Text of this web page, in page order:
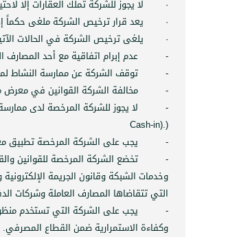
·
لا يجوز للشركة تملك العقارات إلا
·
يعد قرار ترخيص الشركة ملغى حكماً
·
يلغى ترخيص الشركة في الحالات
-عدم إبرام اتفاقية مع أحد المصارف
-توقف الشركة عن ممارسة النشاط
-مخالفة الشركة القوانين في
- لا يجوز للشركة المرخصة لدى
(
Cash-in).
- يجب على الشركة المرخصة تطبيق
-تخضع الشركة المرخصة للقوانين
التي تتقاضاها المصارف العاملة وشركات
- يجب على الشركة التي تستخدم
وكفاءة الاستمرارية ضمن القطاع المصرفي.